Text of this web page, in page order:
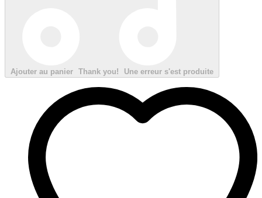
Ajouter au panier Thank you! Une erreur s'est produite